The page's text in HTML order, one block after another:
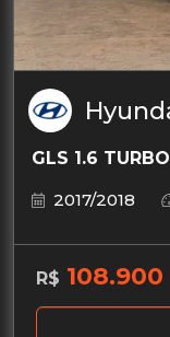
GLS 1.6
2017/2018
R$ 108.900